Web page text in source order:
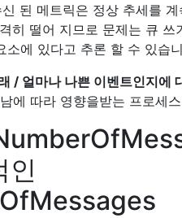
된 메트릭은 정상 추세를
히 떨어 지므로 문제는 큐 쓰
소에 있다고 추론 할 수 있습
/ 얼마나 나쁜 이벤트인지에
에 따라 영향을받는 프로세
인